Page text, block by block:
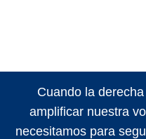
Cuando la
amplificar nuestra
necesitamos para